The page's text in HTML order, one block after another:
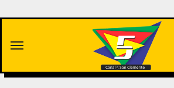
contenido